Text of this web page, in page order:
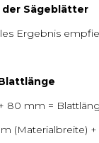
Sägeblätter
Ergebnis
80 mm =
(Materialbreite)